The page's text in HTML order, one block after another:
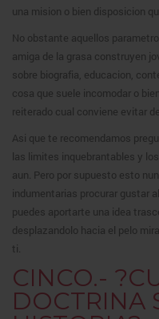
una mision o bien disposicion
No obstante aquellos
amiga de la grasa construyen
sobre biografia, educacion,
cosa que suele incomodar o
reiterado cual conviene evitar
Asi que te recomendamos
las limites inquebrantables y
aun. Pero por supuesto esto
indumentarias procurar gustar
puedes aportarte una idea
desplazandolo hacia el pelo
ti.
CINCO.-
DOCTRINA